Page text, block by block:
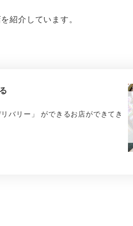
紹介しています。
バリー」 ができるお店ができてき